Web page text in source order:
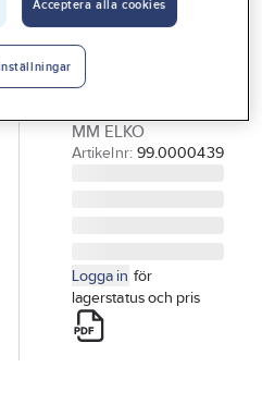
Demohylla,
Elko
DEMOHYLLA
MM ELKO
Artikelnr: 99.0000439
Logga in för
lagerstatus och pris
Acceptera alla cookies